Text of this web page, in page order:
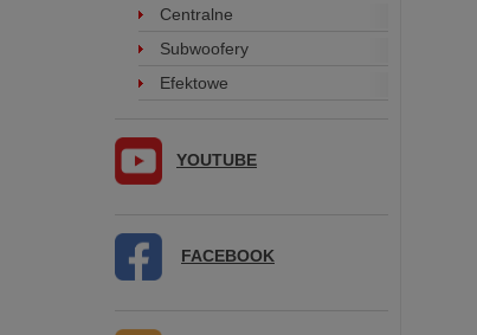
Centralne
Subwoofery
Efektowe
YOUTUBE
FACEBOOK